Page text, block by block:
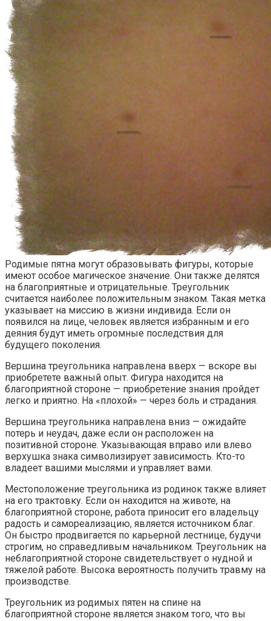
Родимые пятна могут образовывать фигуры, которые
имеют особое магическое значение. Они также делятся
на благоприятные и отрицательные. Треугольник
считается наиболее положительным знаком. Такая метка
указывает на миссию в жизни индивида. Если он
появился на лице, человек является избранным и его
деяния будут иметь огромные последствия для
будущего поколения.
Вершина треугольника направлена вверх — вскоре вы
приобретете важный опыт. Фигура находится на
благоприятной стороне — приобретение знания пройдет
легко и приятно. На «плохой» — через боль и страдания.
Вершина треугольника направлена вниз — ожидайте
потерь и неудач, даже если он расположен на
позитивной стороне. Указывающая вправо или влево
верхушка знака символизирует зависимость. Кто-то
владеет вашими мыслями и управляет вами.
Местоположение треугольника из родинок также влияет
на его трактовку. Если он находится на животе, на
благоприятной стороне, работа приносит его владельцу
радость и самореализацию, является источником благ.
Он быстро продвигается по карьерной лестнице, будучи
строгим, но справедливым начальником. Треугольник на
неблагоприятной стороне свидетельствует о нудной и
тяжелой работе. Высока вероятность получить травму на
производстве.
Треугольник из родимых пятен на спине на
благоприятной стороне является знаком того, что вы